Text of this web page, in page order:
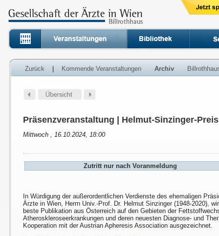
Zurück Kommende Veranstaltungen Archiv
Präsenzveranstaltung | Helmut-Sinzinger-
Mittwoch , 16.10.2024, 18:00
Zutritt nur nach Voranmeldung
In Würdigung der außerordentlichen Verdienste des ehemaligen
Ärzte in Wien, Herrn Univ.-Prof. Dr. Helmut Sinzinger (1948-2020),
beste Publikation aus Österreich auf den Gebieten der
Atheroskleroseerkrankungen und deren neuesten Diagnose- und
Kooperation mit der Austrian Apheresis Association ausgezeichnet.